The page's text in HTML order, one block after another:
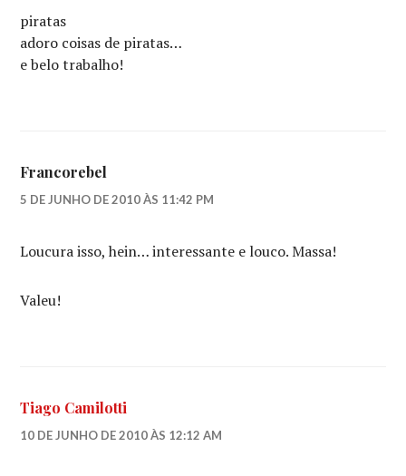
piratas
adoro coisas de piratas…
e belo trabalho!
Francorebel
5 DE JUNHO DE 2010 ÀS 11:42 PM
Loucura isso, hein… interessante e louco. Massa!
Valeu!
Tiago Camilotti
10 DE JUNHO DE 2010 ÀS 12:12 AM